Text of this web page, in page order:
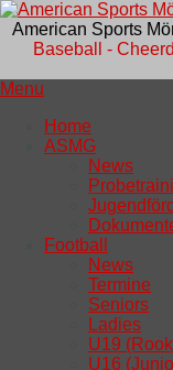
American Sports
Baseball -
Menu
Home
ASMG
News
Football
News
Termine
Seniors
Ladies
U19
U16